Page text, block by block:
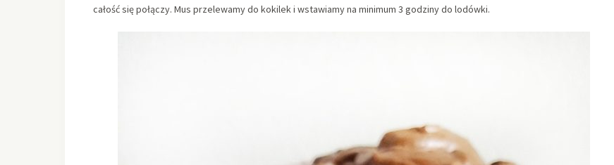
całość się połączy. Mus przelewamy do kokilek i wstawiamy na minimum 3 godziny do lodówki.